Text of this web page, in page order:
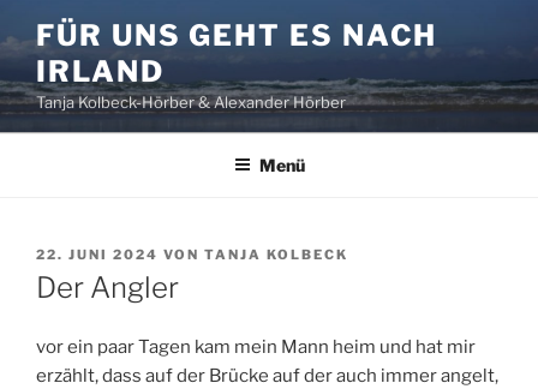
Inhalt
springen
FÜR UNS GEHT ES NACH
IRLAND
Tanja Kolbeck-Hörber & Alexander Hörber
Menü
VERÖFFENTLICHT
AM
22. JUNI 2024 VON TANJA KOLBECK
Der Angler
vor ein paar Tagen kam mein Mann heim und hat mir
erzählt, dass auf der Brücke auf der auch immer angelt,